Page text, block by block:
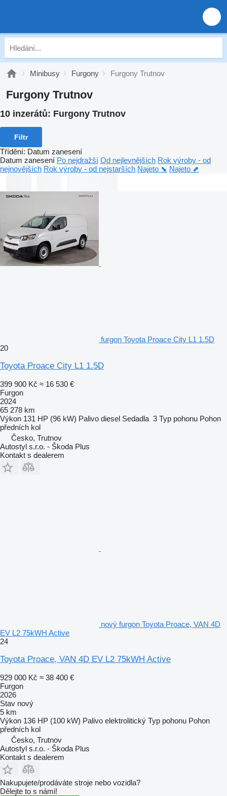
Minibusy Furgony Furgony Trutnov
Furgony Trutnov
10 inzerátů: Furgony Trutnov
Filtr
Třídění: Datum zanesení
Datum zanesení Po nejdražší Od nejlevnějších Rok výroby - od
nejnovějších Rok výroby - od nejstarších Najeto ⬊ Najeto ⬈
furgon Toyota Proace City L1 1.5D
20
Toyota Proace City L1 1.5D
399 900 Kč ≈ 16 530 €
Furgon
2024
65 278 km
Výkon 131 HP (96 kW) Palivo diesel Sedadla 3 Typ pohonu Pohon
předních kol
Česko, Trutnov
Autostyl s.r.o. - Škoda Plus
Kontakt s dealerem
nový furgon Toyota Proace, VAN 4D
EV L2 75kWH Active
24
Toyota Proace, VAN 4D EV L2 75kWH Active
929 000 Kč ≈ 38 400 €
Furgon
2026
Stav nový
5 km
Výkon 136 HP (100 kW) Palivo elektrolitický Typ pohonu Pohon
předních kol
Česko, Trutnov
Autostyl s.r.o. - Škoda Plus
Kontakt s dealerem
Nakupujete/prodáváte stroje nebo vozidla?
Dělejte to s námi!